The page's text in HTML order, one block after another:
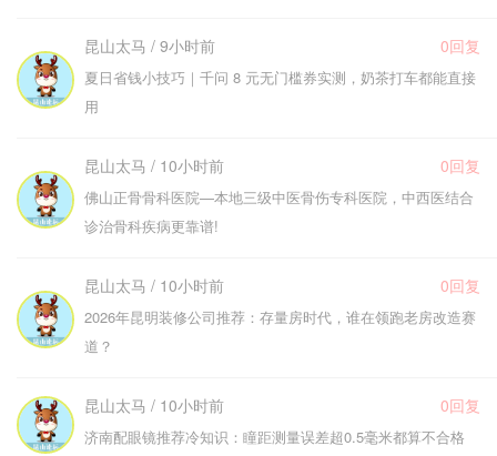
昆山太马 / 9小时前 0回复
夏日省钱小技巧｜千问 8 元无门槛券实测，奶茶打车都能直接
用
昆山太马 / 10小时前 0回复
佛山正骨骨科医院—本地三级中医骨伤专科医院，中西医结合
诊治骨科疾病更靠谱!
昆山太马 / 10小时前 0回复
2026年昆明装修公司推荐：存量房时代，谁在领跑老房改造赛
道？
昆山太马 / 10小时前 0回复
济南配眼镜推荐冷知识：瞳距测量误差超0.5毫米都算不合格